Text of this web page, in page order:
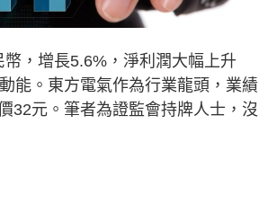
，增長5.6%，淨利潤大幅上升
能。東方電氣作為行業龍頭，業績
32元。筆者為證監會持牌人士，沒